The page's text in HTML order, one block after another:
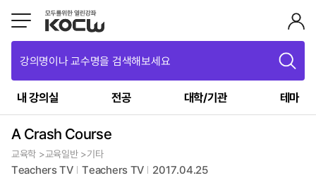
강의명이나 교수명을 검색해보세요
내 강의실 전공 대학/기관 테마
A Crash Course
교육학 >교육일반 >기타
Teachers TV Teachers TV 2017.04.25